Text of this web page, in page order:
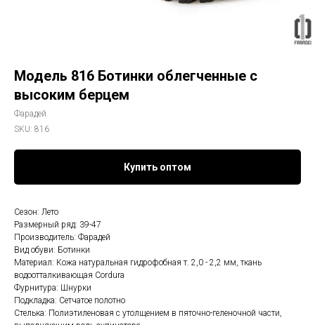
Модель 816 Ботинки облегченные с
высоким берцем
Фарадей
SKU: 816
Купить оптом
Сезон: Лето
Размерный ряд: 39-47
Производитель: Фарадей
Вид обуви: Ботинки
Материал: Кожа натуральная гидрофобная т. 2,0 - 2,2 мм, ткань
водоотталкивающая Cordura
Фурнитура: Шнурки
Подкладка: Сетчатое полотно
Стелька: Полиэтиленовая с утолщением в пяточно-геленочной части,